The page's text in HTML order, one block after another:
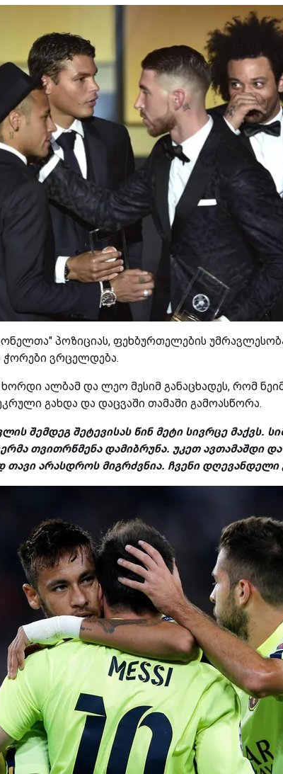
პოზიციას, ფეხბურთელების
ვრცელდება.
ხორდი ალბამ და ლეო მესიმ განაცხადეს, რომ
გახდა და დაცვაში თამაში გამოასწორა.
შემდეგ შეტევისას წინ მეტი სივრცე
თვითრწმენა დამიბრუნა. უკეთ ავთამაშდი და
თავი არასდროს მიგრძვნია. ჩვენი